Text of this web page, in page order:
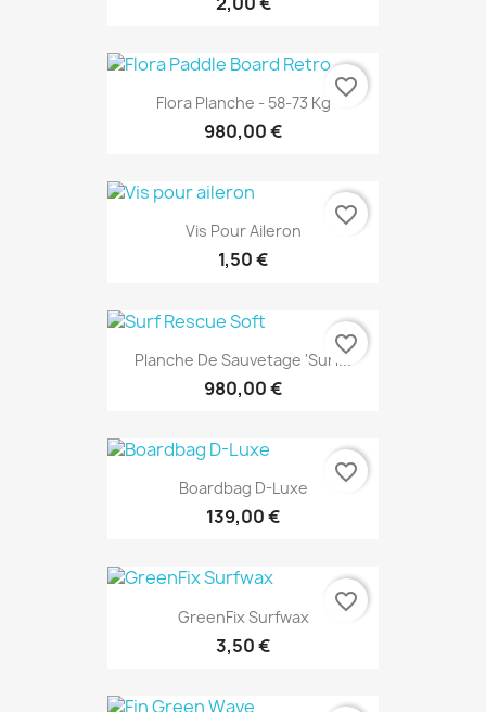
Flora Planche - 58-73 Kg
980,00 €
favorite_border
Vis Pour Aileron
1,50 €
favorite_border
Planche De Sauvetage 'Surf...
980,00 €
favorite_border
Boardbag D-Luxe
139,00 €
favorite_border
GreenFix Surfwax
3,50 €
favorite_border